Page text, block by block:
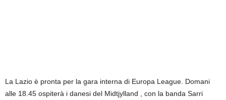
La Lazio è pronta per la gara interna di Europa League. Domani
alle 18.45 ospiterà i danesi del Midtjylland , con la banda Sarri